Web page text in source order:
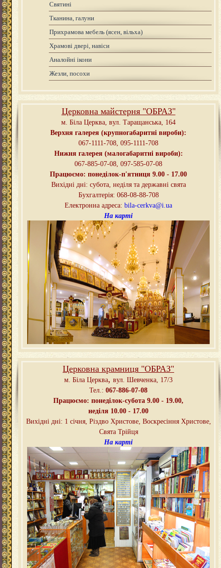
Святині
Тканина, галуни
Прихрамова мебель (ясен, вільха)
Храмові двері, навіси
Аналойні ікони
Жезли, посохи
Церковна майстерня "ОБРАЗ"
м. Біла Церква, вул. Таращанська, 164
Верхня галерея (крупногабаритні вироби):
067-1111-708, 095-1111-708
Нижня галерея (малогабаритні вироби):
067-885-07-08, 097-585-07-08
Працюємо: понеділок-п'ятниця 9.00 - 17.00
Вихідні дні: субота, неділя та державні свята
Бухгалтерія: 068-08-88-708
Електронна адреса: bila-cerkva@i.ua
На карті
Церковна крамниця "ОБРАЗ"
м. Біла Церква, вул. Шевченка, 17/3
Тел.: 067-886-07-08
Працюємо: понеділок-субота 9.00 - 19.00,
неділя 10.00 - 17.00
Вихідні дні: 1 січня, Різдво Христове, Воскресіння Христове,
Свята Трійця
На карті